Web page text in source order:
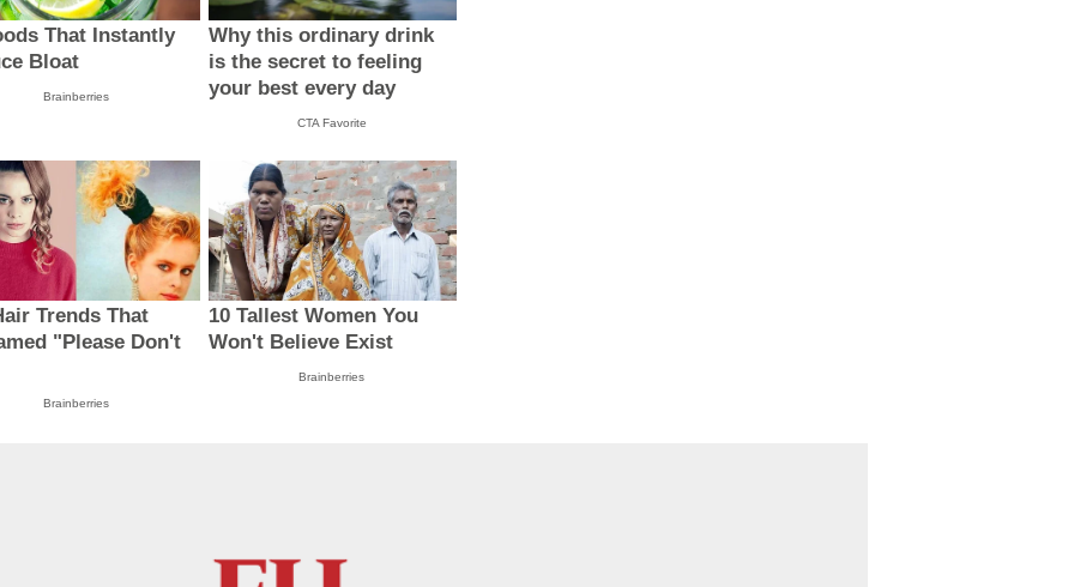
That Instantly
Bloat
Brainberries
Why this ordinary drink
is the secret to feeling
your best every day
CTA Favorite
Trends That
"Please Don't
Brainberries
10 Tallest Women You
Won't Believe Exist
Brainberries